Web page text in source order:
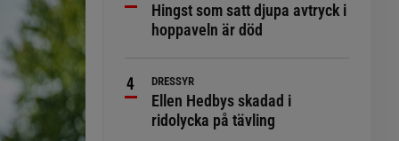
Hingst som satt djupa avtryck i
hoppaveln är död
DRESSYR
Ellen Hedbys skadad i
ridolycka på tävling